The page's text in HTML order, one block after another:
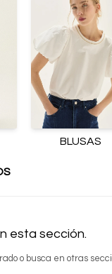
BLUSAS
esta sección.
o busca en otras